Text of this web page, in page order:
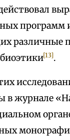
программ
различные
[13].
в журнале